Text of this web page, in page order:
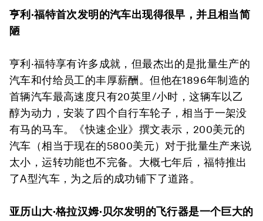
亨利·福特首次发明的汽车出现得很早，并且相当简
陋
亨利·福特享有许多成就，但最杰出的是批量生产的
汽车和付给员工的丰厚薪酬。但他在1896年制造的
首辆汽车最高速度只有20英里/小时，这辆车以乙
醇为动力，安装了四个自行车轮子，相当于一架没
有马的马车。《快速企业》撰文表示，200美元的
汽车（相当于现在的5800美元）对于批量生产来说
太小，运转功能也不完备。大概七年后，福特推出
了A型汽车，为之后的成功铺下了道路。
亚历山大·格拉汉姆·贝尔发明的飞行器是一个巨大的